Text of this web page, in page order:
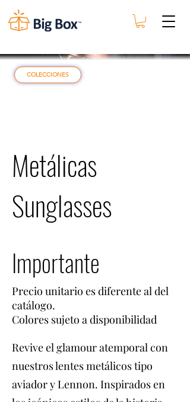
Metálicas
Sunglasses
Importante
Precio unitario es diferente al del
catálogo.
Colores sujeto a disponibilidad
Revive el glamour atemporal con
nuestros lentes metálicos tipo
aviador y Lennon. Inspirados en
COLECCIONES